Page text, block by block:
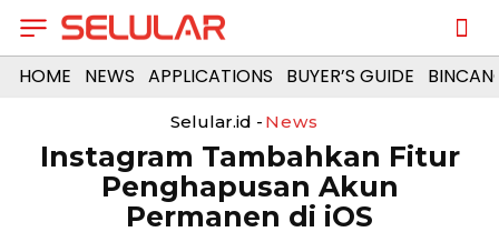
HOME NEWS APPLICATIONS BUYER’S GUIDE
Selular.id - News
Instagram Tambahkan Fitur
Penghapusan Akun
Permanen di iOS